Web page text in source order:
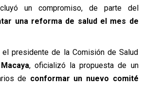
un compromiso, de parte del
una reforma de salud el mes de
el presidente de la Comisión de Salud
, oficializó la propuesta de un
de conformar un nuevo comité